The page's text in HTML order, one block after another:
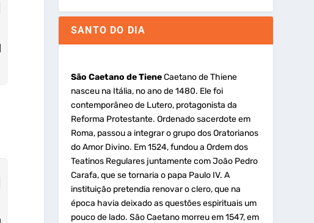
SANTO DO DIA
São Caetano de TieneCaetano de Thiene
nasceu na Itália, no ano de 1480. Ele foi
contemporâneo de Lutero, protagonista da
Reforma Protestante. Ordenado sacerdote em
Roma, passou a integrar o grupo dos Oratorianos
do Amor Divino. Em 1524, fundou a Ordem dos
Teatinos Regulares juntamente com João Pedro
Carafa, que se tornaria o papa Paulo IV. A
instituição pretendia renovar o clero, que na
época havia deixado as questões espirituais um
pouco de lado. São Caetano morreu em 1547, em